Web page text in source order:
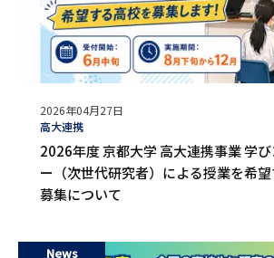
公
開
日
2026年04月27日
タ
グ
高大連携
2026年度 京都大学 高大連携事業 学
ー（次世代研究者）による授業を希
募集について
News